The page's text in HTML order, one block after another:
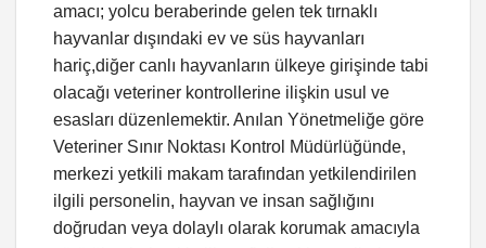
amacı; yolcu beraberinde gelen tek tırnaklı
hayvanlar dışındaki ev ve süs hayvanları
hariç,diğer canlı hayvanların ülkeye girişinde tabi
olacağı veteriner kontrollerine ilişkin usul ve
esasları düzenlemektir. Anılan Yönetmeliğe göre
Veteriner Sınır Noktası Kontrol Müdürlüğünde,
merkezi yetkili makam tarafından yetkilendirilen
ilgili personelin, hayvan ve insan sağlığını
doğrudan veya dolaylı olarak korumak amacıyla